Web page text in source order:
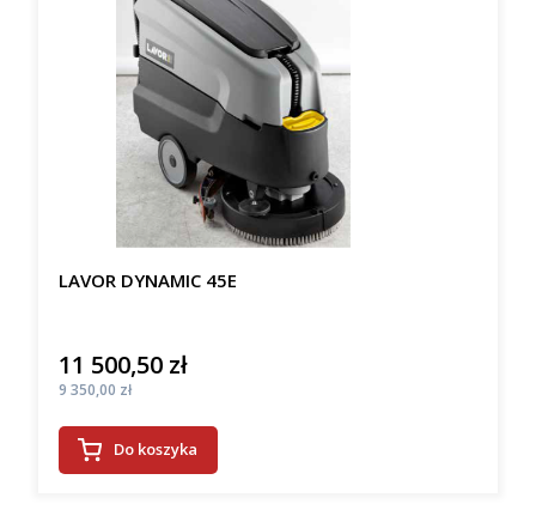
LAVOR DYNAMIC 45E
Cena
11 500,50 zł
Cena
9 350,00 zł
Do koszyka